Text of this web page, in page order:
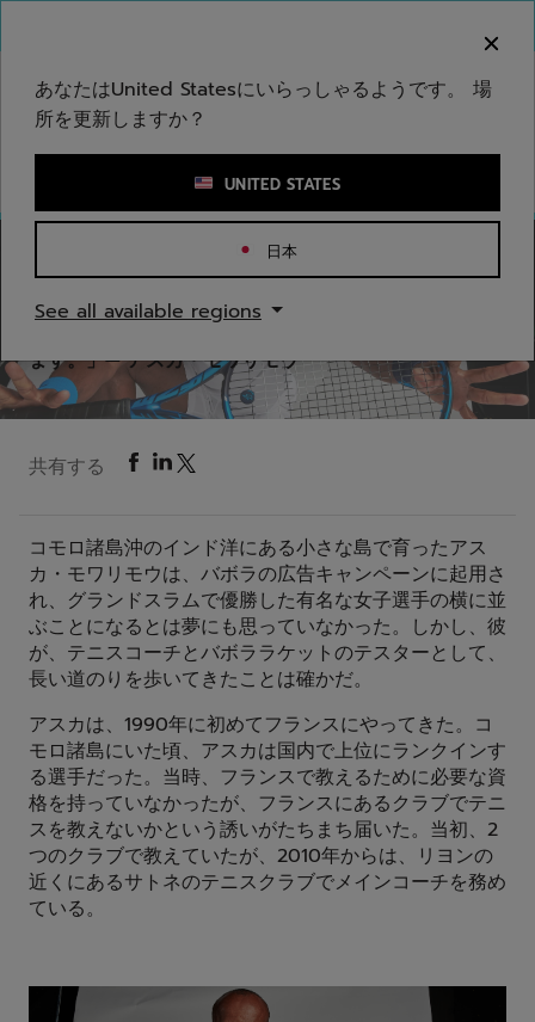
みです。
キーワードまたは商品番号を入力する
テニス
「バボラのラケットであることがわからないようにして
ます。」— アスカ・モワリモウ
共有する
コモロ諸島沖のインド洋にある小さな島で育ったアス
カ・モワリモウは、バボラの広告キャンペーンに起用さ
れ、グランドスラムで優勝した有名な女子選手の横に並
ぶことになるとは夢にも思っていなかった。しかし、彼
が、テニスコーチとバボララケットのテスターとして、
長い道のりを歩いてきたことは確かだ。
アスカは、1990年に初めてフランスにやってきた。コ
モロ諸島にいた頃、アスカは国内で上位にランクインす
る選手だった。当時、フランスで教えるために必要な資
格を持っていなかったが、フランスにあるクラブでテニ
スを教えないかという誘いがたちまち届いた。当初、2
つのクラブで教えていたが、2010年からは、リヨンの
近くにあるサトネのテニスクラブでメインコーチを務め
ている。
あなたはUnited Statesにいらっしゃるようです。 場
所を更新しますか？
UNITED STATES
日本
See all available regions